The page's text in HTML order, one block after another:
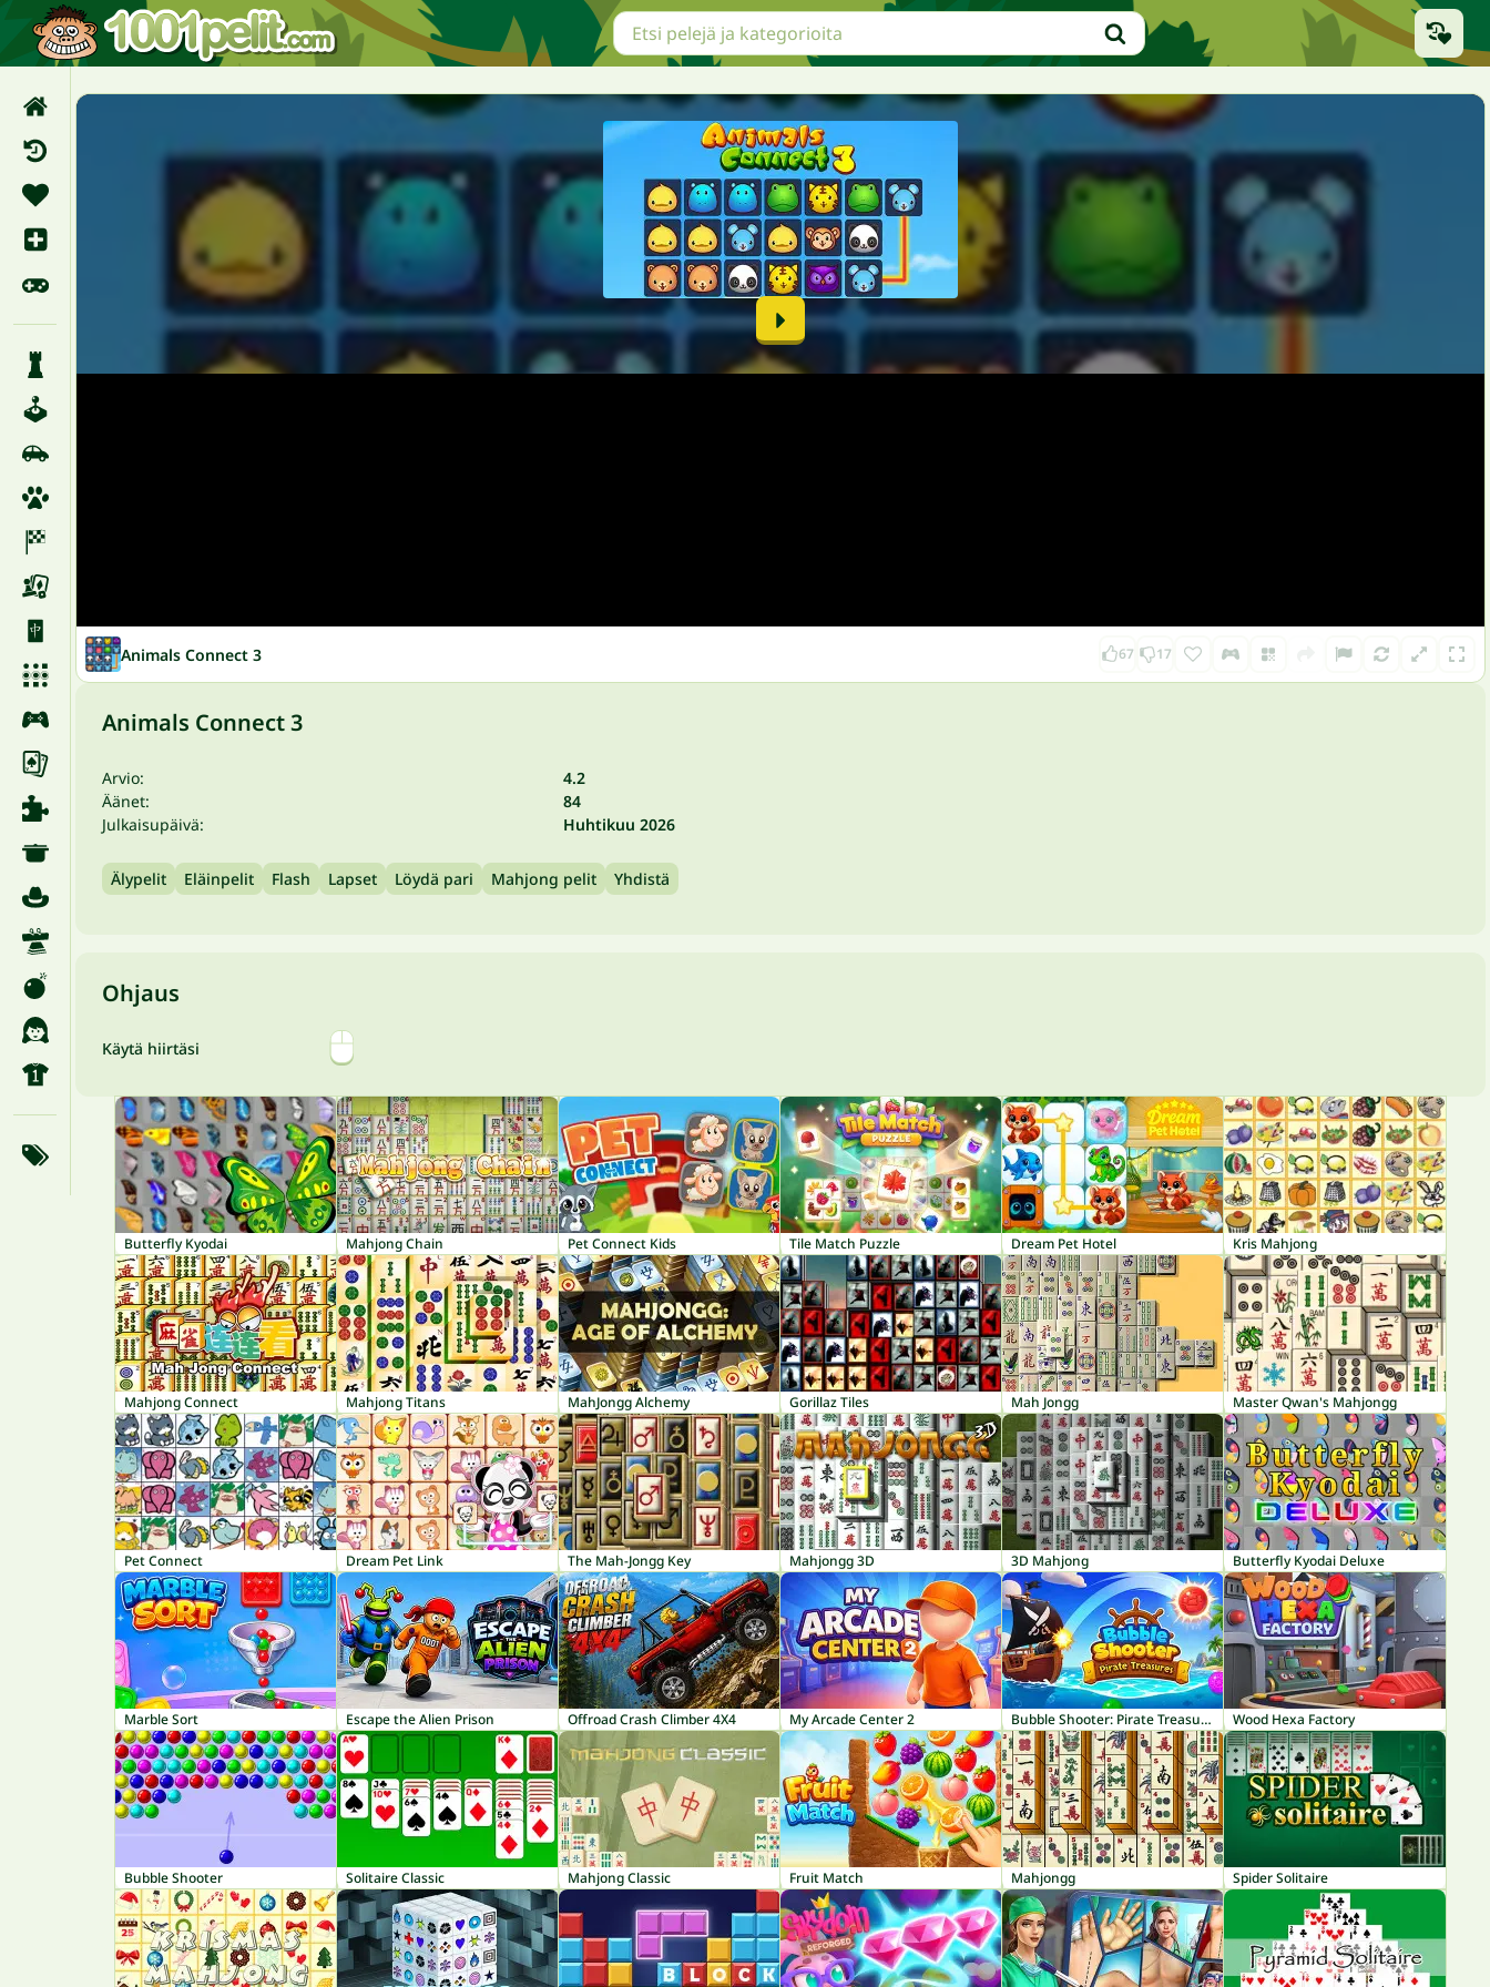
Animals Connect 3 67 17
Animals Connect 3
Arvio:
4.2
Äänet:
84
Julkaisupäivä:
Huhtikuu 2026
Älypelit Eläinpelit Flash Lapset Löydä pari Mahjong pelit Yhdistä
Ohjaus
Käytä hiirtäsi
Butterfly Kyodai Mahjong Chain Pet Connect Kids Tile Match Puzzle Dream Pet Hotel Kris Mahjong
Mahjong Connect Mahjong Titans MahJongg Alchemy Gorillaz Tiles Mah Jongg Master Qwan's Mahjongg
Pet Connect Dream Pet Link The Mah-Jongg Key Mahjongg 3D 3D Mahjong Butterfly Kyodai Deluxe
Marble Sort Escape the Alien Prison Offroad Crash Climber 4X4 My Arcade Center 2 Bubble Shooter: Pirate Treasures Wood Hexa Factory
Bubble Shooter Solitaire Classic Mahjong Classic Fruit Match Mahjongg Spider Solitaire